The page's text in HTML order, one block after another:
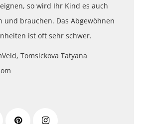
so wird Ihr Kind es auch
und brauchen. Das Abgewöhnen
ist oft sehr schwer.
Tomsickova Tatyana